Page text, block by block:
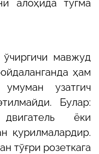
алоҳида тугма
мавжуд
ҳам
узатгич
Булар:
ёки
қурилмалардир.
тўғри розеткага